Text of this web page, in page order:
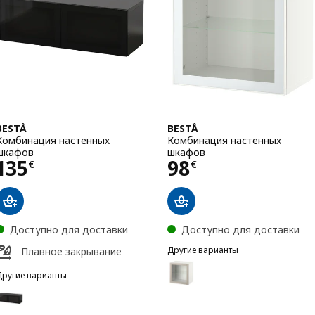
настенных
€ 135€
Доступно для доставки
Плавное закрывание
варианты
BESTÅ, Комбинация настенных шкафов, черно-
BESTÅ
Комбинация настенных
шкафов
98€
Цена 98€
Доступно для доставки
Другие варианты
BESTÅ
Вариант: BESTÅ,